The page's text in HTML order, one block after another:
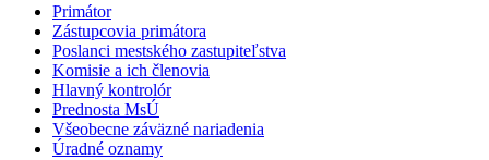
Primátor
Zástupcovia primátora
Poslanci mestského zastupiteľstva
Komisie a ich členovia
Hlavný kontrolór
Prednosta MsÚ
Všeobecne záväzné nariadenia
Úradné oznamy